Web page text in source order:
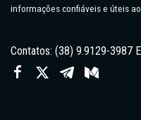
informações confiáveis e úteis
Contatos: (38) 9.9129-3987